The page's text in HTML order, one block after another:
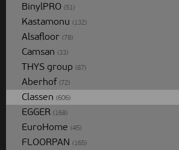
BinylPRO (51)
Kastamonu (132)
Alsafloor (78)
Camsan (33)
THYS group (87)
Aberhof (72)
Classen (606)
EGGER (168)
EuroHome (45)
FLOORPAN (165)